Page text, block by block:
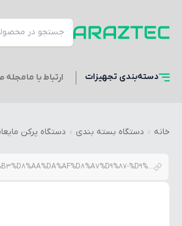
دسته‌بندی تجهیزات ارتباط با مامجله
خانه دستگاه بسته بندی دستگاه پرکن
araztec.com/p/%D8%AF%D8%B3%D8%AA%DA%AF%D8%A7%D9%87-%D9%BE%D8%B1%DA%A9%D9%86-%D9%85%D8%A7%DB%8C%D8%B9%D8%A7%D8%AA-%D8%B1%D9%82%DB%8C%D9%82-%D9%88-%D8%BA%D9%84%DB%8C%D8%B8-%D8%A8%D9%87-%D9%87%D9%85%D8%B1%D8%A7-2